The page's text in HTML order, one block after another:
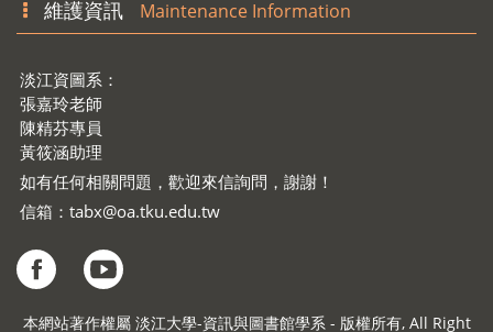
維護資訊 Maintenance Information
淡江資圖系：
張嘉玲老師
陳精芬專員
黃筱涵助理
如有任何相關問題，歡迎來信詢問，謝謝！
信箱： tabx@oa.tku.edu.tw
本網站著作權屬 淡江大學-資訊與圖書館學系 - 版權所有, All Right